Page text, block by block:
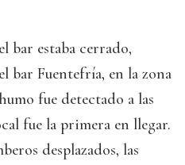
bar estaba cerrado,
bar Fuentefría, en la zona
fue detectado a las
fue la primera en llegar.
desplazados, las